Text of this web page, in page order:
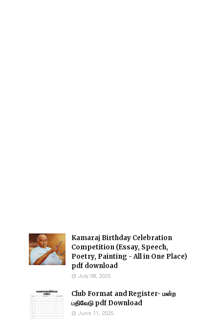
Kamaraj Birthday Celebration
Competition (Essay, Speech,
Poetry, Painting - All in One Place)
pdf download
July 08, 2025
Club Format and Register- மன்ற
பதிவேடு pdf Download
June 11, 2025